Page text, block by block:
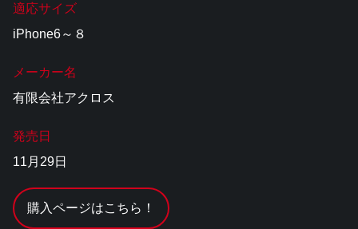
適応サイズ
iPhone6～８
メーカー名
有限会社アクロス
発売日
11月29日
購入ページはこちら！